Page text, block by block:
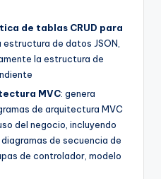
de tablas CRUD para
estructura de datos JSON,
la estructura de
MVC: genera
de arquitectura MVC
del negocio, incluyendo
de secuencia de
de controlador, modelo